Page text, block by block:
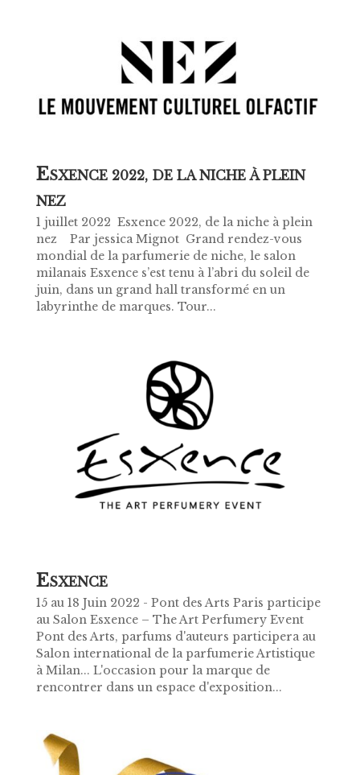
ESXENCE 2022, DE LA NICHE À PLEIN
NEZ
1 juillet 2022 ​ Esxence 2022, de la niche à plein
nez Par jessica Mignot Grand rendez-vous
mondial de la parfumerie de niche, le salon
milanais Esxence s’est tenu à l’abri du soleil de
juin, dans un grand hall transformé en un
labyrinthe de marques. Tour...
ESXENCE
15 au 18 Juin 2022 - Pont des Arts Paris participe
au Salon Esxence – The Art Perfumery Event
Pont des Arts, parfums d'auteurs participera au
Salon international de la parfumerie Artistique
à Milan... L'occasion pour la marque de
rencontrer dans un espace d'exposition...